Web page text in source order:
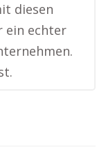
diesen
ein echter